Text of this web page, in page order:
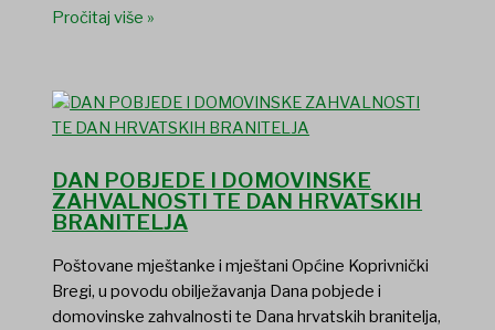
Pročitaj više »
DAN POBJEDE I DOMOVINSKE
ZAHVALNOSTI TE DAN HRVATSKIH
BRANITELJA
Poštovane mještanke i mještani Općine Koprivnički
Bregi, u povodu obilježavanja Dana pobjede i
domovinske zahvalnosti te Dana hrvatskih branitelja,